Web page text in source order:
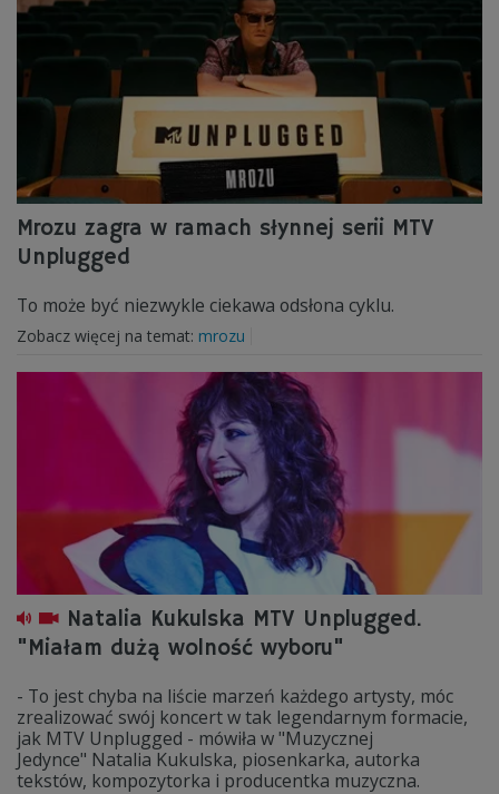
Mrozu zagra w ramach słynnej serii MTV
Unplugged
To może być niezwykle ciekawa odsłona cyklu.
Zobacz więcej na temat: mrozu
Natalia Kukulska MTV Unplugged.
"Miałam dużą wolność wyboru"
- To jest chyba na liście marzeń każdego artysty, móc
zrealizować swój koncert w tak legendarnym formacie,
jak MTV Unplugged - mówiła w "Muzycznej
Jedynce" Natalia Kukulska, piosenkarka, autorka
tekstów, kompozytorka i producentka muzyczna.